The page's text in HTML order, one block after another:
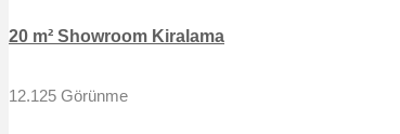
20 m² Showroom Kiralama
12.125 Görünme